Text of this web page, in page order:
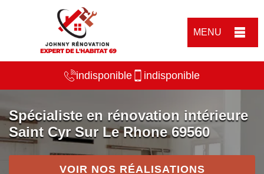
MENU
indisponible indisponible
Spécialiste en rénovation intérieure
Saint Cyr Sur Le Rhone 69560
VOIR NOS RÉALISATIONS